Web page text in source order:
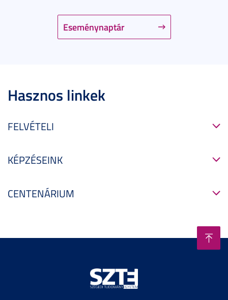
Eseménynaptár
Hasznos linkek
FELVÉTELI
KÉPZÉSEINK
CENTENÁRIUM